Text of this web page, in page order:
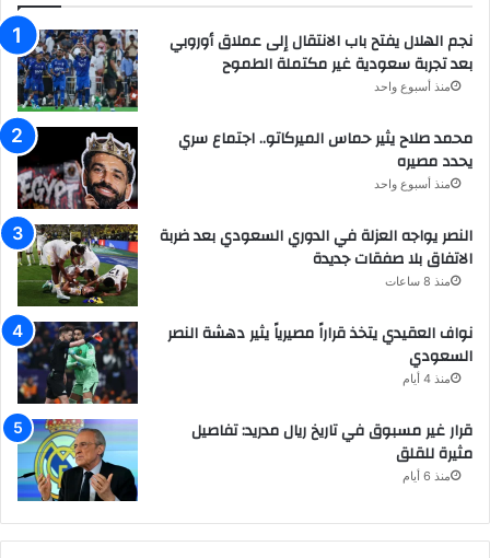
نجم الهلال يفتح باب الانتقال إلى عملاق أوروبي
بعد تجربة سعودية غير مكتملة الطموح
منذ أسبوع واحد
محمد صلاح يثير حماس الميركاتو.. اجتماع سري
يحدد مصيره
منذ أسبوع واحد
النصر يواجه العزلة في الدوري السعودي بعد ضربة
الاتفاق بلا صفقات جديدة
منذ 8 ساعات
نواف العقيدي يتخذ قراراً مصيرياً يثير دهشة النصر
السعودي
منذ 4 أيام
قرار غير مسبوق في تاريخ ريال مدريد: تفاصيل
مثيرة للقلق
منذ 6 أيام